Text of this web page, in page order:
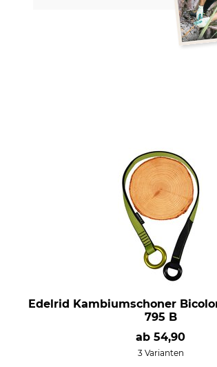
Edelrid Kambiumschoner
795 B
ab54,90
3 Varianten